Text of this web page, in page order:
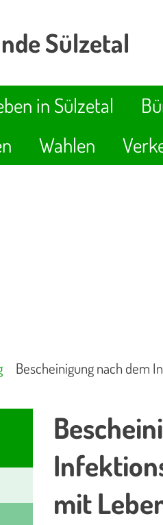
Sülzetal
in Sülzetal
Wahlen
Bescheinigung nach dem
mit